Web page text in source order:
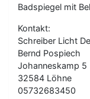
Badspiegel mit
Kontakt:
Schreiber Licht
Bernd Pospiech
Johanneskamp 5
32584 Löhne
05732683450